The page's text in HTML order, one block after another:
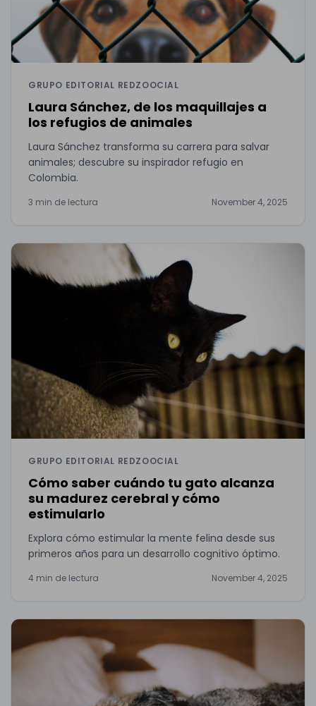
GRUPO EDITORIAL REDZOOCIAL
Laura Sánchez, de los maquillajes a
los refugios de animales
Laura Sánchez transforma su carrera para salvar
animales; descubre su inspirador refugio en
Colombia.
3 min de lectura November 4, 2025
GRUPO EDITORIAL REDZOOCIAL
Cómo saber cuándo tu gato alcanza
su madurez cerebral y cómo
estimularlo
Explora cómo estimular la mente felina desde sus
primeros años para un desarrollo cognitivo óptimo.
4 min de lectura November 4, 2025